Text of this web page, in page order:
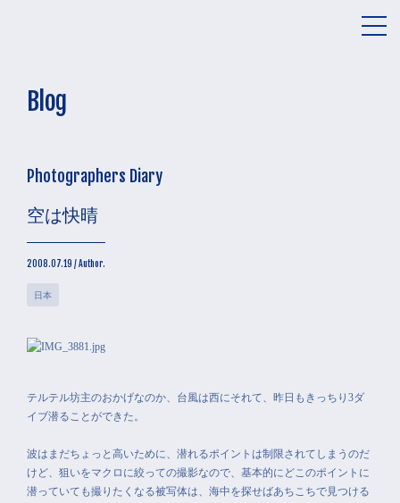
メ
Blog
Photographers Diary
空は快晴
2008.07.19 / Author.
日本
テルテル坊主のおかげなのか、台風は西にそれて、昨日もきっちり3ダ
イブ潜ることができた。
波はまだちょっと高いために、潜れるポイントは制限されてしまうのだ
けど、狙いをマクロに絞っての撮影なので、基本的にどこのポイントに
潜っていても撮りたくなる被写体は、海中を探せばあちこちで見つける